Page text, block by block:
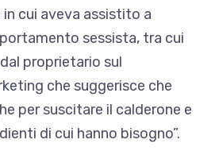
cui aveva assistito a
sessista, tra cui
proprietario sul
che suggerisce che
per suscitare il calderone e
di cui hanno bisogno”.